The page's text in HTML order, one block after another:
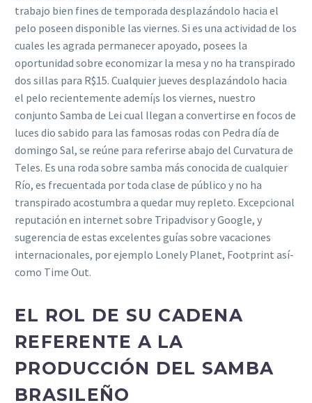
trabajo bien fines de temporada desplazándolo hacia el
pelo poseen disponible las viernes. Si es una actividad de los
cuales les agrada permanecer apoyado, posees la
oportunidad sobre economizar la mesa y no ha transpirado
dos sillas para R$15. Cualquier jueves desplazándolo hacia
el pelo recientemente ademí¡s los viernes, nuestro
conjunto Samba de Lei cual llegan a convertirse en focos de
luces dio sabido para las famosas rodas con Pedra dí­a de
domingo Sal, se reúne para referirse abajo del Curvatura de
Teles. Es una roda sobre samba más conocida de cualquier
Río, es frecuentada por toda clase de público y no ha
transpirado acostumbra a quedar muy repleto. Excepcional
reputación en internet sobre Tripadvisor y Google, y
sugerencia de estas excelentes guías sobre vacaciones
internacionales, por ejemplo Lonely Planet, Footprint así­
como Time Out.
EL ROL DE SU CADENA
REFERENTE A LA
PRODUCCIÓN DEL SAMBA
BRASILEÑO